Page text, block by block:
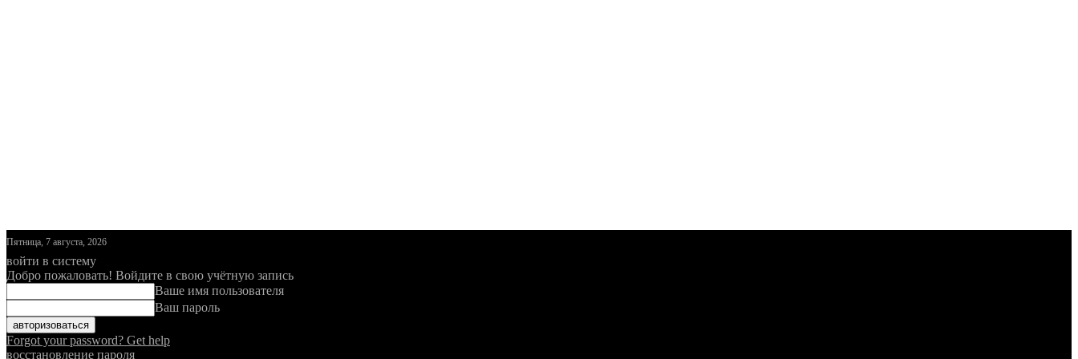
Пятница, 7 августа, 2026
войти в систему
Добро пожаловать! Войдите в свою учётную запись
Ваше имя пользователя
Ваш пароль
Forgot your password? Get help
восстановление пароля